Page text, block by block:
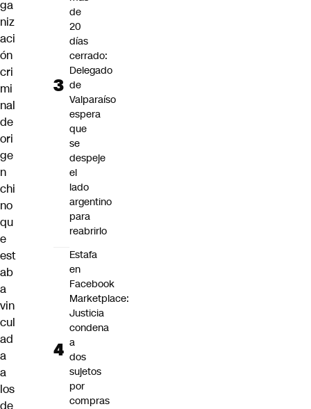
ga
niz
aci
ón
cri
mi
nal
de
ori
ge
n
chi
no
qu
e
est
ab
a
vin
cul
ad
a
a
los
de
de
20
días
cerrado:
Delegado
de
Valparaíso
espera
que
se
despeje
el
lado
argentino
para
reabrirlo
Estafa
en
Facebook
Marketplace:
Justicia
condena
a
dos
sujetos
por
compras